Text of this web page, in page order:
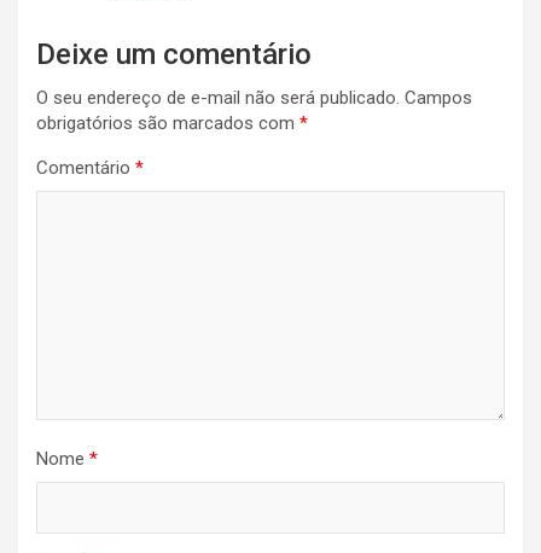
Deixe um comentário
O seu endereço de e-mail não será publicado. Campos
obrigatórios são marcados com *
Comentário *
Nome *